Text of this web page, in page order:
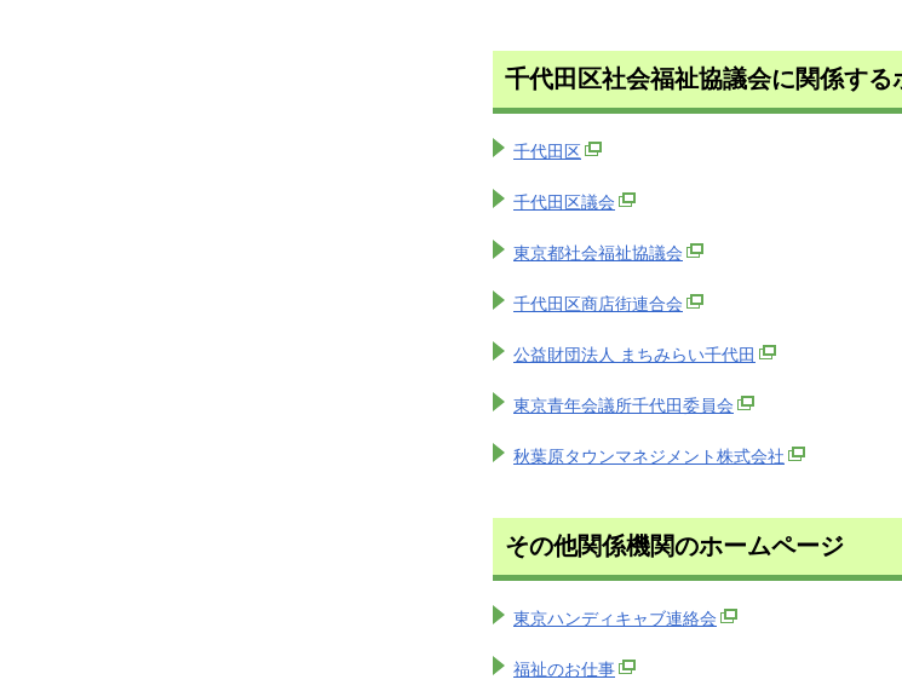
千代田区社会福祉協議会に関係する
千代田区
千代田区議会
東京都社会福祉協議会
千代田区商店街連合会
公益財団法人 まちみらい千代田
東京青年会議所千代田委員会
秋葉原タウンマネジメント株式会社
その他関係機関のホームページ
東京ハンディキャブ連絡会
福祉のお仕事